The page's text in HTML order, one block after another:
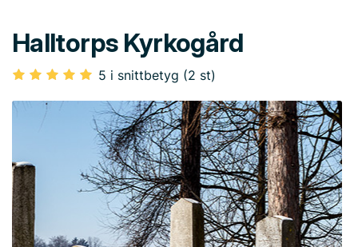
Halltorps Kyrkogård
5 i snittbetyg (2 st)